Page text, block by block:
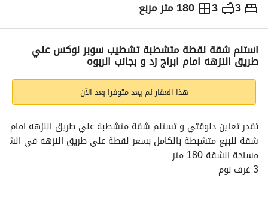
3
3 180 متر مربع ج.م7,000,000
التفاصيل الاتجاهات والمؤشرات رهن عقاري
استلم شقة لقطة متشطبة تشطيب سوبر لوكس علي
طريق النزهه امام ابراج زد و بجانب الربوه
هذا العقار لم يعد متوفرا بعد الآن
تقدر تعاين دلوقتي و تستلم شقة متشطبة علي طريق النزهه امام
شقة للبيع متشبطة بالكامل بسعر لقطة علي طريق النزهه في الشيخ
مساحة الشقة 180 متر
3 غرف نوم